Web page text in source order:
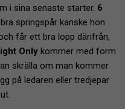
i sina senaste starter. 6
springspår kanske hon
får ett bra lopp därifrån,
Only kommer med form
skrälla om man kommer
på ledaren eller tredjepar